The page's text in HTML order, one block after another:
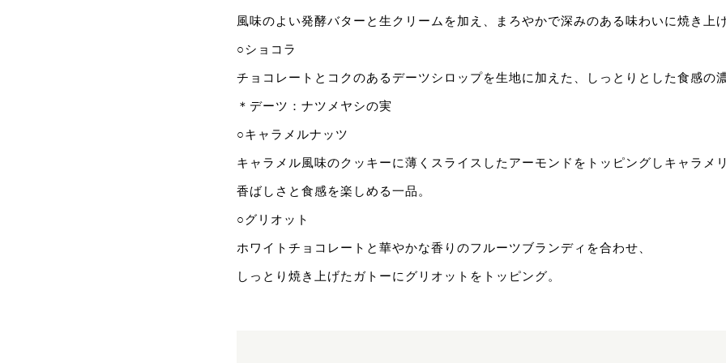
風味のよい発酵バターと生クリームを加え、まろやかで深みのある味わいに焼き上
○ショコラ
チョコレートとコクのあるデーツシロップを生地に加えた、しっとりとした食感の
＊デーツ：ナツメヤシの実
○キャラメルナッツ
キャラメル風味のクッキーに薄くスライスしたアーモンドをトッピングしキャラメ
香ばしさと食感を楽しめる一品。
○グリオット
ホワイトチョコレートと華やかな香りのフルーツブランディを合わせ、
しっとり焼き上げたガトーにグリオットをトッピング。